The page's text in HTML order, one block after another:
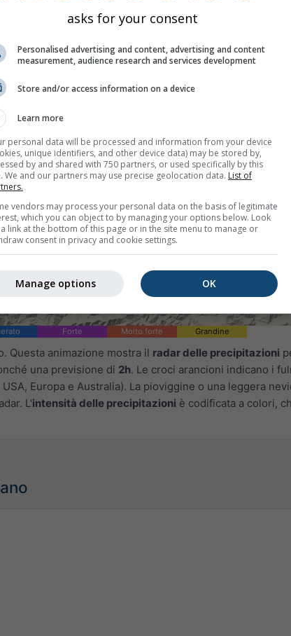
Forte Molto forte Grandine
Questa animazione mostra il radar delle precipitazioni
una previsione di 2h. Le croci arancioni indicano i
Europa e Australia). La pioviggine o una leggera
L'intensità delle precipitazioni è codificata a colori,
asks for your consent
Personalised advertising and content, advertising and content
measurement, audience research and services development
Store and/or access information on a device
Learn more
personal data will be processed and information from your device
unique identifiers, and other device data) may be stored by,
by and shared with 750 partners, or used specifically by this
We and our partners may use precise geolocation data. List of
vendors may process your personal data on the basis of legitimate
which you can object to by managing your options below. Look
link at the bottom of this page or in the site menu to manage or
consent in privacy and cookie settings.
OK
Manage options